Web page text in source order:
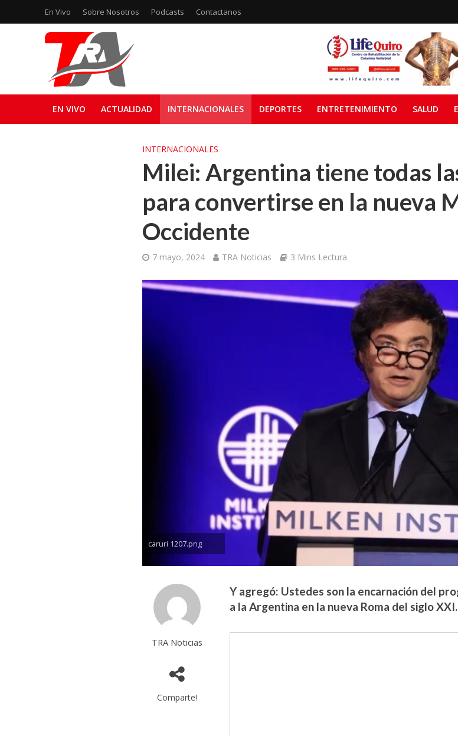
En Vivo Sobre Nosotros Podcasts Contactanos
EN VIVO ACTUALIDAD INTERNACIONALES DEPORTES ENTRETENIMIENTO SALUD
INTERNACIONALES
Milei: Argentina tiene todas
para convertirse en la nueva
Occidente
7 mayo, 2024 TRA Noticias 3 Mins Lectura
caruri 1207.png
TRA Noticias
Comparte!
Y agregó: Ustedes son la encarnación del
a la Argentina en la nueva Roma del siglo XXI.